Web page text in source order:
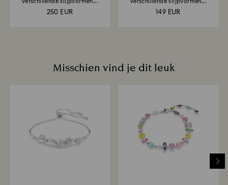
Verschillende slijpvormen...
250 EUR
Verschillende slijpvormen...
149 EUR
Misschien vind je dit leuk